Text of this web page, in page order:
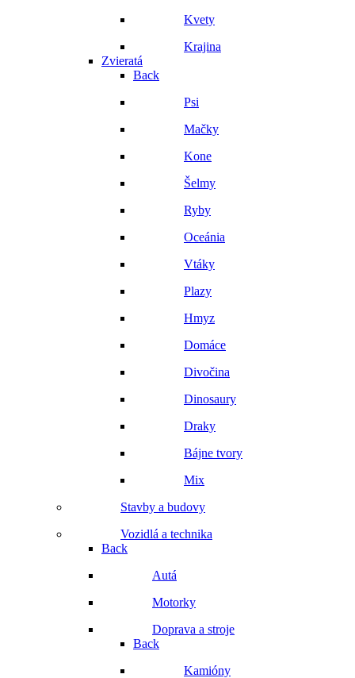
Kvety
Krajina
Zvieratá
Back
Psi
Mačky
Kone
Šelmy
Ryby
Oceánia
Vtáky
Plazy
Hmyz
Domáce
Divočina
Dinosaury
Draky
Bájne tvory
Mix
Stavby a budovy
Vozidlá a technika
Back
Autá
Motorky
Doprava a stroje
Back
Kamióny